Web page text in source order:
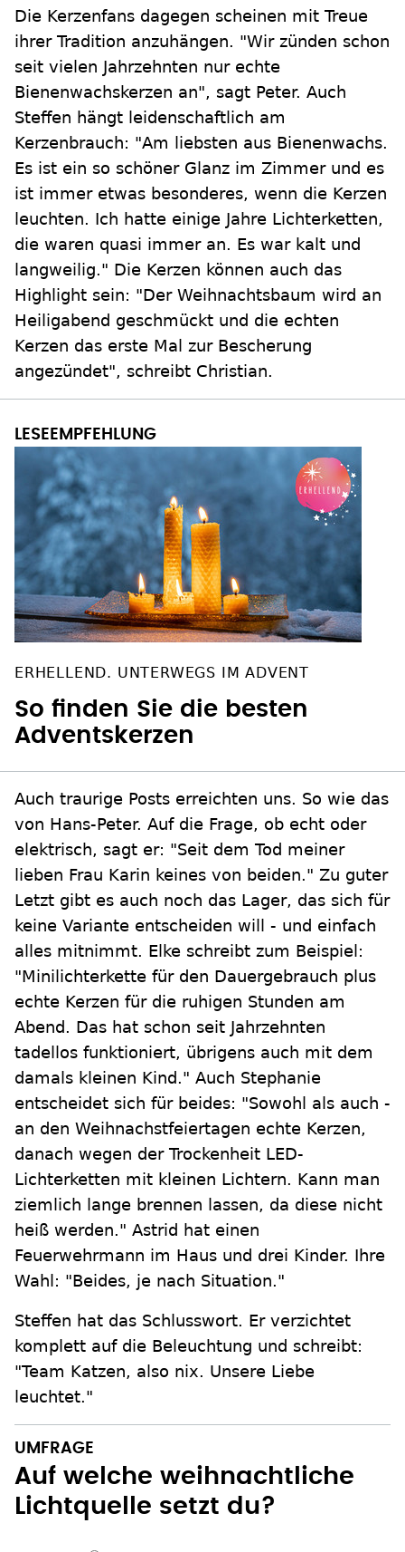
Die Kerzenfans dagegen scheinen mit Treue
ihrer Tradition anzuhängen. "Wir zünden schon
seit vielen Jahrzehnten nur echte
Bienenwachskerzen an", sagt Peter. Auch
Steffen hängt leidenschaftlich am
Kerzenbrauch: "Am liebsten aus Bienenwachs.
Es ist ein so schöner Glanz im Zimmer und es
ist immer etwas besonderes, wenn die Kerzen
leuchten. Ich hatte einige Jahre Lichterketten,
die waren quasi immer an. Es war kalt und
langweilig." Die Kerzen können auch das
Highlight sein: "Der Weihnachtsbaum wird an
Heiligabend geschmückt und die echten
Kerzen das erste Mal zur Bescherung
angezündet", schreibt Christian.
ERHELLEND. UNTERWEGS IM ADVENT
So finden Sie die besten
Adventskerzen
Auch traurige Posts erreichten uns. So wie das
von Hans-Peter. Auf die Frage, ob echt oder
elektrisch, sagt er: "Seit dem Tod meiner
lieben Frau Karin keines von beiden." Zu guter
Letzt gibt es auch noch das Lager, das sich für
keine Variante entscheiden will - und einfach
alles mitnimmt. Elke schreibt zum Beispiel:
"Minilichterkette für den Dauergebrauch plus
echte Kerzen für die ruhigen Stunden am
Abend. Das hat schon seit Jahrzehnten
tadellos funktioniert, übrigens auch mit dem
damals kleinen Kind." Auch Stephanie
entscheidet sich für beides: "Sowohl als auch -
an den Weihnachstfeiertagen echte Kerzen,
danach wegen der Trockenheit LED-
Lichterketten mit kleinen Lichtern. Kann man
ziemlich lange brennen lassen, da diese nicht
heiß werden." Astrid hat einen
Feuerwehrmann im Haus und drei Kinder. Ihre
Wahl: "Beides, je nach Situation."
Steffen hat das Schlusswort. Er verzichtet
komplett auf die Beleuchtung und schreibt:
"Team Katzen, also nix. Unsere Liebe
leuchtet."
UMFRAGE
Auf welche weihnachtliche
Lichtquelle setzt du?